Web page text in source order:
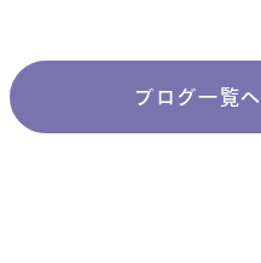
ブログ一覧へ